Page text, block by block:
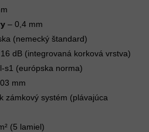
– 0,4 mm
(nemecký štandard)
dB (integrovaná korková vrstva)
s1 (európska norma)
mm
zámkový systém (plávajúca
(5 lamiel)